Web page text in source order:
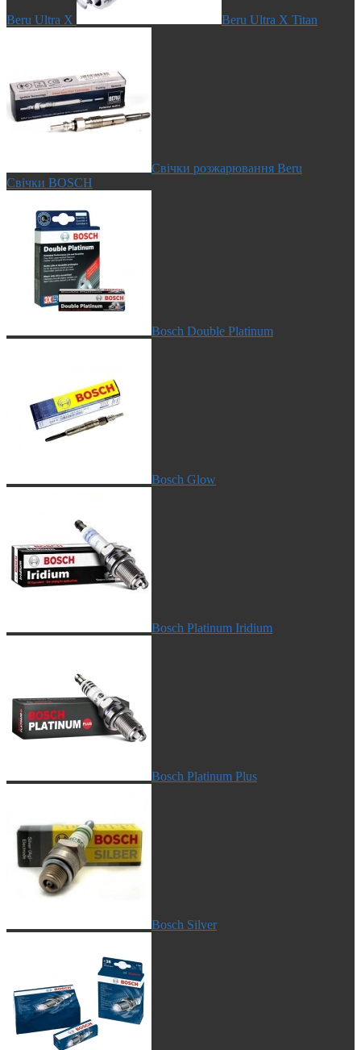
Beru Ultra X Beru Ultra X Titan
Свічки розжарювання Beru
Свічки BOSCH
Bosch Double Platinum
Bosch Glow
Bosch Platinum Iridium
Bosch Platinum Plus
Bosch Silver